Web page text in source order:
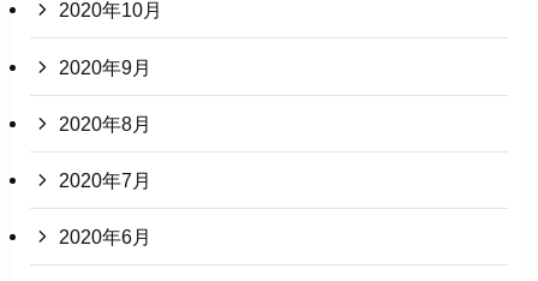
2020年10月
2020年9月
2020年8月
2020年7月
2020年6月